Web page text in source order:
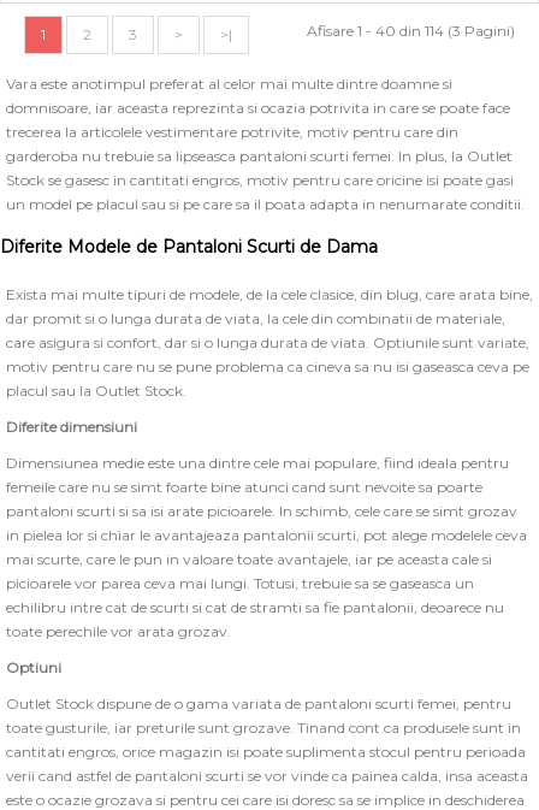
1 2 3 > >| Afisare 1 - 40 din 114 (3 Pagini)
Vara este anotimpul preferat al celor mai multe dintre doamne si
domnisoare, iar aceasta reprezinta si ocazia potrivita in care se poate face
trecerea la articolele vestimentare potrivite, motiv pentru care din
garderoba nu trebuie sa lipseasca pantaloni scurti femei. In plus, la Outlet
Stock se gasesc in cantitati engros, motiv pentru care oricine isi poate gasi
un model pe placul sau si pe care sa il poata adapta in nenumarate conditii.
Diferite Modele de Pantaloni Scurti de Dama
Exista mai multe tipuri de modele, de la cele clasice, din blug, care arata bine,
dar promit si o lunga durata de viata, la cele din combinatii de materiale,
care asigura si confort, dar si o lunga durata de viata. Optiunile sunt variate,
motiv pentru care nu se pune problema ca cineva sa nu isi gaseasca ceva pe
placul sau la Outlet Stock.
Diferite dimensiuni
Dimensiunea medie este una dintre cele mai populare, fiind ideala pentru
femeile care nu se simt foarte bine atunci cand sunt nevoite sa poarte
pantaloni scurti si sa isi arate picioarele. In schimb, cele care se simt grozav
in pielea lor si chiar le avantajeaza pantalonii scurti, pot alege modelele ceva
mai scurte, care le pun in valoare toate avantajele, iar pe aceasta cale si
picioarele vor parea ceva mai lungi. Totusi, trebuie sa se gaseasca un
echilibru intre cat de scurti si cat de stramti sa fie pantalonii, deoarece nu
toate perechile vor arata grozav.
Optiuni
Outlet Stock dispune de o gama variata de pantaloni scurti femei, pentru
toate gusturile, iar preturile sunt grozave. Tinand cont ca produsele sunt in
cantitati engros, orice magazin isi poate suplimenta stocul pentru perioada
verii cand astfel de pantaloni scurti se vor vinde ca painea calda, insa aceasta
este o ocazie grozava si pentru cei care isi doresc sa se implice in deschiderea